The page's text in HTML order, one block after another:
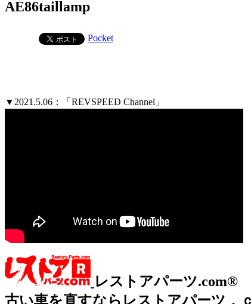
AE86taillamp
Pocket
▼2021.5.06：「REVSPEED Channel」
レストアパーツ.com®
古い車を直すならレストアパーツ．